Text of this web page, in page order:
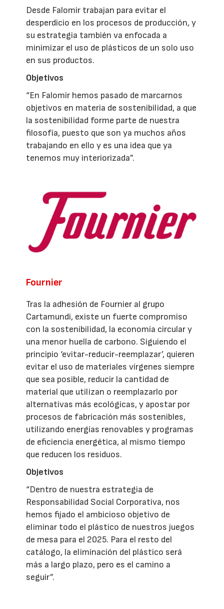
Desde Falomir trabajan para evitar el
desperdicio en los procesos de producción, y
su estrategia también va enfocada a
minimizar el uso de plásticos de un solo uso
en sus productos.
Objetivos
“En Falomir hemos pasado de marcarnos
objetivos en materia de sostenibilidad, a que
la sostenibilidad forme parte de nuestra
filosofía, puesto que son ya muchos años
trabajando en ello y es una idea que ya
tenemos muy interiorizada”.
Fournier
Tras la adhesión de Fournier al grupo
Cartamundi, existe un fuerte compromiso
con la sostenibilidad, la economía circular y
una menor huella de carbono. Siguiendo el
principio ‘evitar-reducir-reemplazar’, quieren
evitar el uso de materiales vírgenes siempre
que sea posible, reducir la cantidad de
material que utilizan o reemplazarlo por
alternativas más ecológicas, y apostar por
procesos de fabricación más sostenibles,
utilizando energías renovables y programas
de eficiencia energética, al mismo tiempo
que reducen los residuos.
Objetivos
“Dentro de nuestra estrategia de
Responsabilidad Social Corporativa, nos
hemos fijado el ambicioso objetivo de
eliminar todo el plástico de nuestros juegos
de mesa para el 2025. Para el resto del
catálogo, la eliminación del plástico será
más a largo plazo, pero es el camino a
seguir”.